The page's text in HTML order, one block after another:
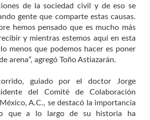
de la sociedad civil y de eso se
gente que comparte estas causas.
hemos pensado que es mucho más
y mientras estemos aquí en esta
menos que podemos hacer es poner
arena”, agregó Toño Astiazarán.
guiado por el doctor Jorge
del Comité de Colaboración
A.C., se destacó la importancia
que a lo largo de su historia ha